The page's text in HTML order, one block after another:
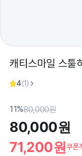
캐티스마일 스툴
4(1)
11%80,000원
80,000원
71,200원쿠폰